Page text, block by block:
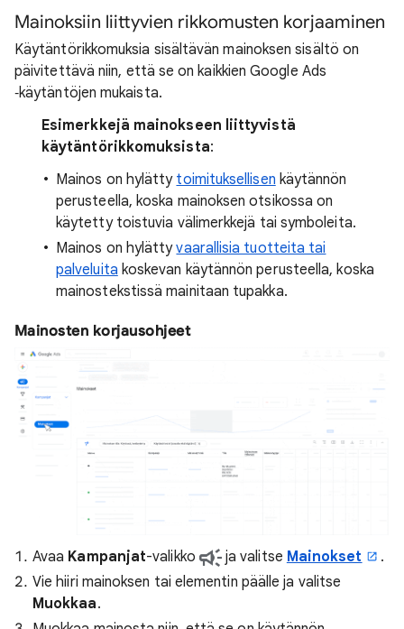
Mainoksiin liittyvien rikkomusten korjaaminen
Käytäntörikkomuksia sisältävän mainoksen sisältö on
päivitettävä niin, että se on kaikkien Google Ads
‑käytäntöjen mukaista.
Esimerkkejä mainokseen liittyvistä
käytäntörikkomuksista:
Mainos on hylätty toimituksellisen käytännön
perusteella, koska mainoksen otsikossa on
käytetty toistuvia välimerkkejä tai symboleita.
Mainos on hylättyvaarallisia tuotteita tai
palveluita koskevan käytännön perusteella, koska
mainostekstissä mainitaan tupakka.
Mainosten korjausohjeet
Avaa Kampanjat-valikko ja valitse Mainokset
.
Vie hiiri mainoksen tai elementin päälle ja valitse
Muokkaa.